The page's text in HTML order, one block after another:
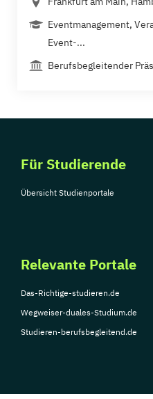
Eventmanagement,
Event-...
Berufsbegleitender
Für Studierende
Übersicht Studienportale
Relevante Portale
Das-Richtige-studieren.de
Wegweiser-duales-Studium.de
Studieren-berufsbegleitend.de